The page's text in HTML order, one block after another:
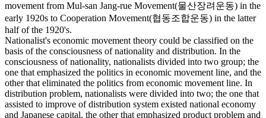
movement from Mul-san Jang-rue Movement(물산장려운동) in the
early 1920s to Cooperation Movement(협동조합운동) in the latter
half of the 1920's.
Nationalist's economic movement theory could be classified on the
basis of the consciousness of nationality and distribution. In the
consciousness of nationality, nationalists divided into two group; the
one that emphasized the politics in economic movement line, and the
other that eliminated the politics from economic movement line. In
distribution problem, nationalists were divided into two; the one that
assisted to improve of distribution system existed national economy
and Japanese capital, the other that emphasized product problem and